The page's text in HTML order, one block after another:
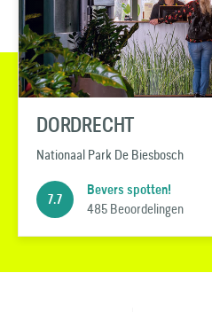
DORDRECHT
Nationaal Park De Biesbosch
7.7
Bevers spotten!
485 Beoordelingen